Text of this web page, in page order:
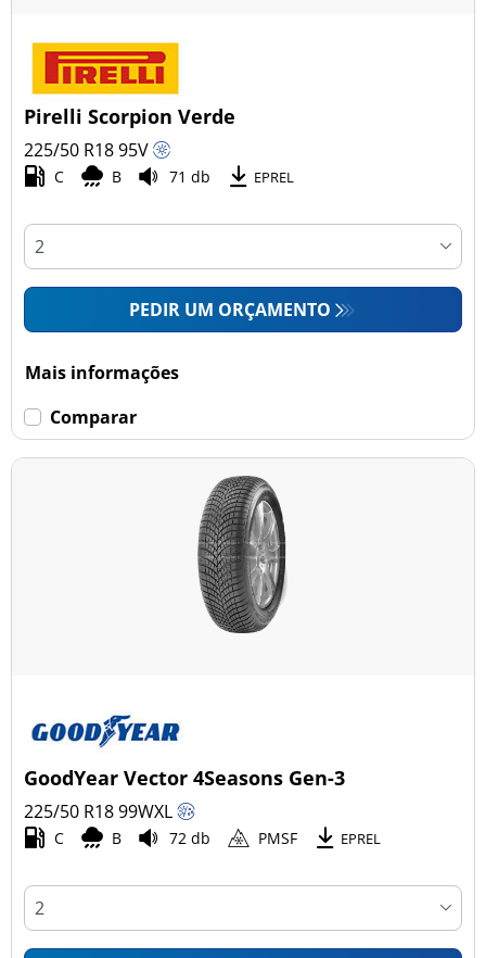
Pirelli Scorpion Verde
225/50 R1895V
C B 71 db EPREL
PEDIR UM ORÇAMENTO
Mais informações
Comparar
GoodYear Vector 4Seasons Gen-3
225/50 R1899WXL
C B 72 db PMSF EPREL